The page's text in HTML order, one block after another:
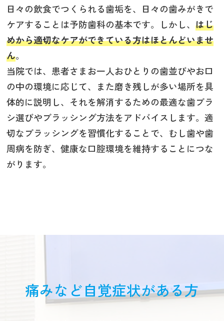
日々の飲食でつくられる歯垢を、日々の歯みがきで
ケアすることは予防歯科の基本です。しかし、 はじ
めから適切なケアができている方はほとんどいませ
ん。
当院では、患者さまお一人おひとりの歯並びやお口
の中の環境に応じて、また磨き残しが多い場所を具
体的に説明し、それを解消するための最適な歯ブラ
シ選びやブラッシング方法をアドバイスします。適
切なブラッシングを習慣化することで、むし歯や歯
周病を防ぎ、健康な口腔環境を維持することにつな
がります。
痛みなど自覚症状がある方